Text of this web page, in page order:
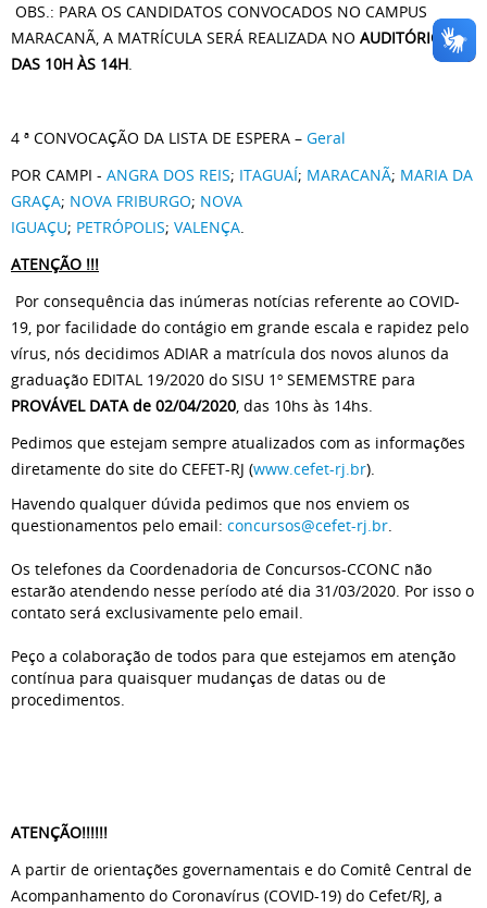
OBS.: PARA OS CANDIDATOS CONVOCADOS NO CAMPUS
MARACANÃ, A MATRÍCULA SERÁ REALIZADA NO AUDITÓRIO 3,
DAS 10H ÀS 14H.
4 ª CONVOCAÇÃO DA LISTA DE ESPERA – Geral
POR CAMPI - ANGRA DOS REIS; ITAGUAÍ; MARACANÃ; MARIA DA
GRAÇA; NOVA FRIBURGO; NOVA
IGUAÇU; PETRÓPOLIS; VALENÇA.
ATENÇÃO !!!
Por consequência das inúmeras notícias referente ao COVID-
19, por facilidade do contágio em grande escala e rapidez pelo
vírus, nós decidimos ADIAR a matrícula dos novos alunos da
graduação EDITAL 19/2020 do SISU 1º SEMEMSTRE para
PROVÁVEL DATA de 02/04/2020, das 10hs às 14hs.
Pedimos que estejam sempre atualizados com as informações
diretamente do site do CEFET-RJ (www.cefet-rj.br).
Havendo qualquer dúvida pedimos que nos enviem os
questionamentos pelo email: concursos@cefet-rj.br.
Os telefones da Coordenadoria de Concursos-CCONC não
estarão atendendo nesse período até dia 31/03/2020. Por isso o
contato será exclusivamente pelo email.
Peço a colaboração de todos para que estejamos em atenção
contínua para quaisquer mudanças de datas ou de
procedimentos.
ATENÇÃO!!!!!!
A partir de orientações governamentais e do Comitê Central de
Acompanhamento do Coronavírus (COVID-19) do Cefet/RJ, a